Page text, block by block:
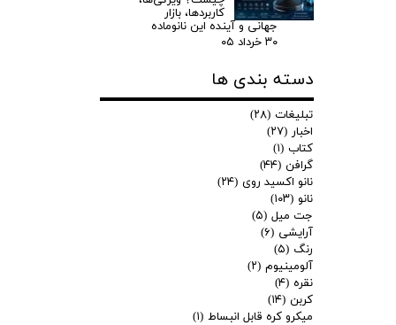
کاربردها، بازار
جهانی و آینده این نانوماده
۳۰ خرداد ۰۵
دسته بندی ها
تبلیغات (۲۸)
اخبار (۲۷)
کتاب (۱)
گرافن (۴۴)
نانو اکسید روی (۲۴)
نانو (۱۰۳)
جت میل (۵)
آرایشی (۶)
رنگ (۵)
آلومینیوم (۲)
نقره (۴)
کربن (۱۴)
میکرو کره قابل انبساط (۱)